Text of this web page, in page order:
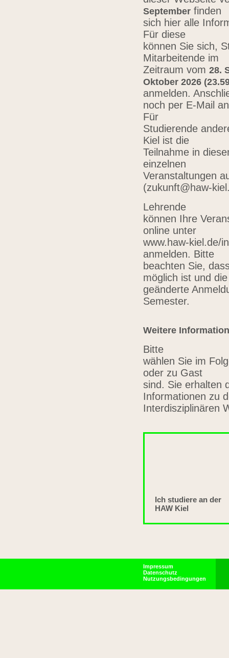
September finden
sich hier alle
Für diese
können Sie sich,
Mitarbeitende im
Zeitraum vom 28.
Oktober 2026
anmelden.
noch per E-Mail
Für
Studierende
Kiel ist die
Teilnahme in
einzelnen
Veranstaltungen
(zukunft@haw-
Lehrende
können Ihre
online unter
www.haw-kiel.de/
anmelden. Bitte
beachten Sie,
möglich ist und die
geänderte
Semester.
Weitere
Bitte
wählen Sie im
oder zu Gast
sind. Sie erhalten
Informationen zu
Interdisziplinären
Ich studiere an der
HAW Kiel
Impressum
Datenschutz
Nutzungsbedingungen